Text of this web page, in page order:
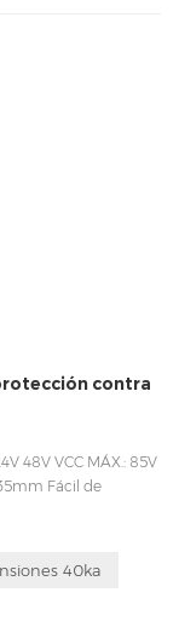
contra
48V VCC MÁX.: 85V
35mm Fácil de
40ka